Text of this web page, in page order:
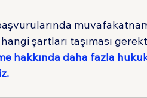
şartları taşıması
hakkında daha fazla